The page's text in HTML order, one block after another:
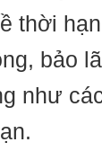
thời
bảo
như